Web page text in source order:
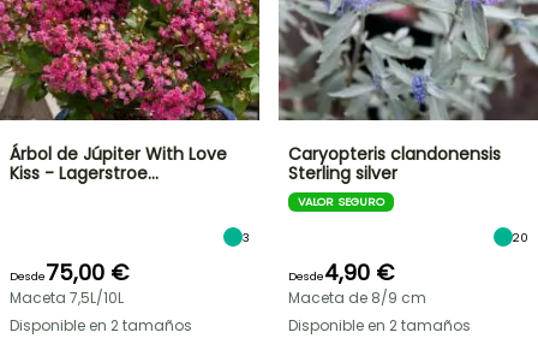
Árbol de Júpiter With Love
Kiss - Lagerstroe…
3
Desde75,00 €
Maceta 7,5L/10L
Disponible en 2 tamaños
Caryopteris clandonensis
Sterling silver
VALOR SEGURO
20
Desde4,90 €
Maceta de 8/9 cm
Disponible en 2 tamaños